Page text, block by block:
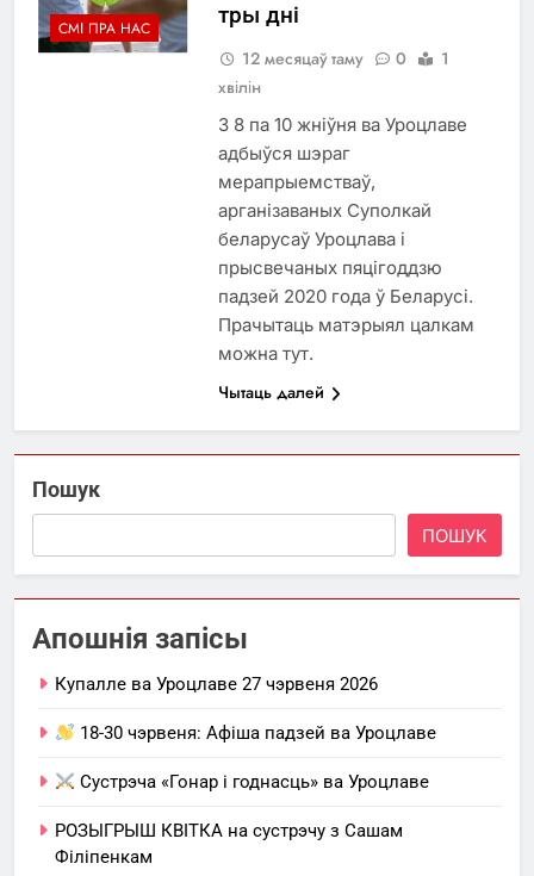
СМІ ПРА НАС
тры дні
12 месяцаў таму 0
1
хвілін
З 8 па 10 жніўня ва Уроцлаве
адбыўся шэраг
мерапрыемстваў,
арганізаваных Суполкай
беларусаў Уроцлава і
прысвечаных пяцігоддзю
падзей 2020 года ў Беларусі.
Прачытаць матэрыял цалкам
можна тут.
Чытаць далей
Пошук
ПОШУК
Апошнія запісы
Купалле ва Уроцлаве 27 чэрвеня 2026
18-30 чэрвеня: Афіша падзей ва Уроцлаве
Сустрэча «Гонар і годнасць» ва Уроцлаве
РОЗЫГРЫШ КВІТКА на сустрэчу з Сашам
Філіпенкам